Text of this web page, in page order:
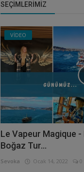
SEÇIMLERIMIZ
VİDEO
Le Vapeur Magique -
Boğaz Tur...
Sevoka Ocak 14, 2022 0